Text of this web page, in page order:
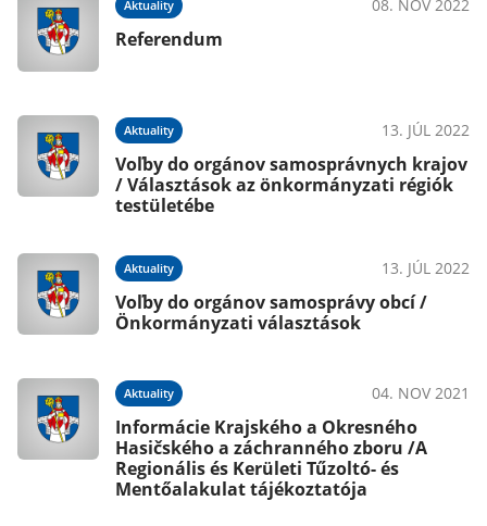
Aktuality 08. NOV 2022
Referendum
Aktuality 13. JÚL 2022
Voľby do orgánov samosprávnych krajov
/ Választások az önkormányzati régiók
testületébe
Aktuality 13. JÚL 2022
Voľby do orgánov samosprávy obcí /
Önkormányzati választások
Aktuality 04. NOV 2021
Informácie Krajského a Okresného
Hasičského a záchranného zboru /A
Regionális és Kerületi Tűzoltó- és
Mentőalakulat tájékoztatója